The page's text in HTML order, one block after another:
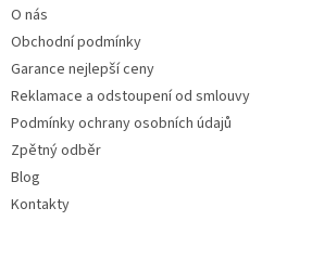
O nás
Obchodní podmínky
Garance nejlepší ceny
Reklamace a odstoupení od smlouvy
Podmínky ochrany osobních údajů
Zpětný odběr
Blog
Kontakty